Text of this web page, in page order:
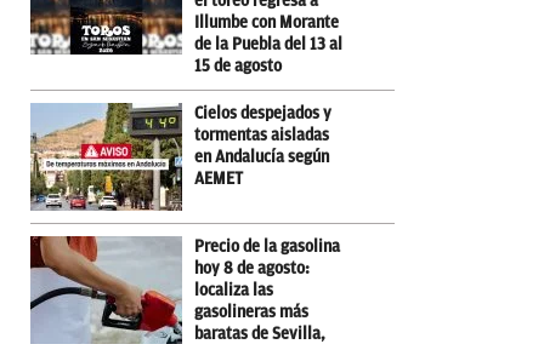
Illumbe con Morante
de la Puebla del 13 al
15 de agosto
Cielos despejados y
tormentas aisladas
en Andalucía según
AEMET
Precio de la gasolina
hoy 8 de agosto:
localiza las
gasolineras más
baratas de Sevilla,